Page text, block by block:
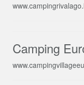
Camping